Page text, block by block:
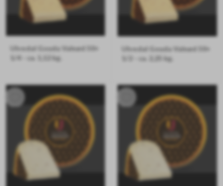
Ulvedal Gouda Valnød 50+
1/4 - ca. 1,12 kg.
Ulvedal Gouda Valnød 50+
1/2 - ca. 2,25 kg.